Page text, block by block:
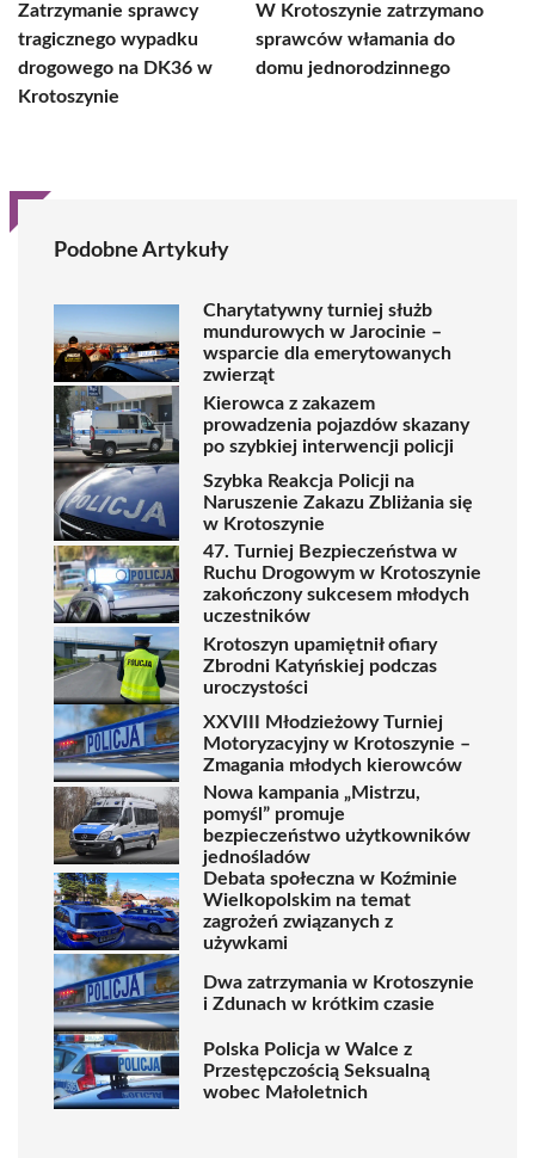
Zatrzymanie sprawcy
tragicznego wypadku
drogowego na DK36 w
Krotoszynie
W Krotoszynie zatrzymano
sprawców włamania do
domu jednorodzinnego
Podobne Artykuły
Charytatywny turniej służb
mundurowych w Jarocinie –
wsparcie dla emerytowanych
zwierząt
Kierowca z zakazem
prowadzenia pojazdów skazany
po szybkiej interwencji policji
Szybka Reakcja Policji na
Naruszenie Zakazu Zbliżania się
w Krotoszynie
47. Turniej Bezpieczeństwa w
Ruchu Drogowym w Krotoszynie
zakończony sukcesem młodych
uczestników
Krotoszyn upamiętnił ofiary
Zbrodni Katyńskiej podczas
uroczystości
XXVIII Młodzieżowy Turniej
Motoryzacyjny w Krotoszynie –
Zmagania młodych kierowców
Nowa kampania „Mistrzu,
pomyśl” promuje
bezpieczeństwo użytkowników
jednośladów
Debata społeczna w Koźminie
Wielkopolskim na temat
zagrożeń związanych z
używkami
Dwa zatrzymania w Krotoszynie
i Zdunach w krótkim czasie
Polska Policja w Walce z
Przestępczością Seksualną
wobec Małoletnich